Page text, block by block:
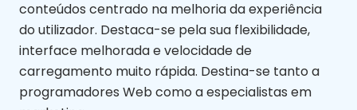
conteúdos centrado na melhoria da experiência
do utilizador. Destaca-se pela sua flexibilidade,
interface melhorada e velocidade de
carregamento muito rápida. Destina-se tanto a
programadores Web como a especialistas em